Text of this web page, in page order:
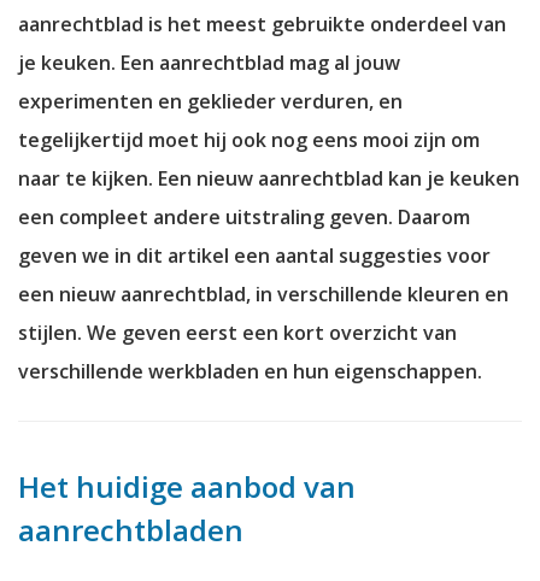
aanrechtblad is het meest gebruikte onderdeel van
je keuken. Een aanrechtblad mag al jouw
experimenten en geklieder verduren, en
tegelijkertijd moet hij ook nog eens mooi zijn om
naar te kijken. Een nieuw aanrechtblad kan je keuken
een compleet andere uitstraling geven. Daarom
geven we in dit artikel een aantal suggesties voor
een nieuw aanrechtblad, in verschillende kleuren en
stijlen. We geven eerst een kort overzicht van
verschillende werkbladen en hun eigenschappen.
Het huidige aanbod van
aanrechtbladen